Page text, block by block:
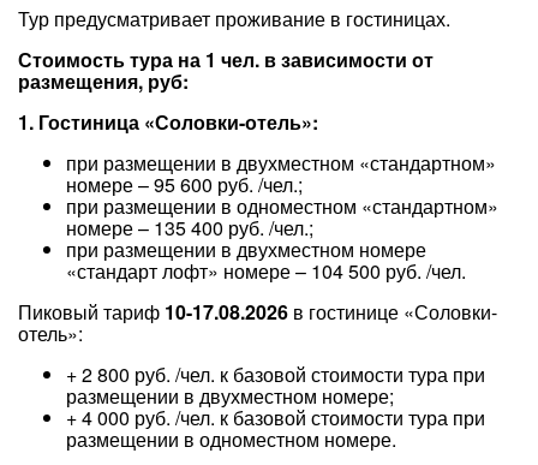
Тур предусматривает проживание в гостиницах.
Стоимость тура на 1 чел. в зависимости от
размещения, руб:
1. Гостиница «Соловки-отель»:
при размещении в двухместном «стандартном»
номере – 95 600 руб. /чел.;
при размещении в одноместном «стандартном»
номере – 135 400 руб. /чел.;
при размещении в двухместном номере
«стандарт лофт» номере – 104 500 руб. /чел.
Пиковый тариф 10-17.08.2026 в гостинице «Соловки-
отель»:
+ 2 800 руб. /чел. к базовой стоимости тура при
размещении в двухместном номере;
+ 4 000 руб. /чел. к базовой стоимости тура при
размещении в одноместном номере.